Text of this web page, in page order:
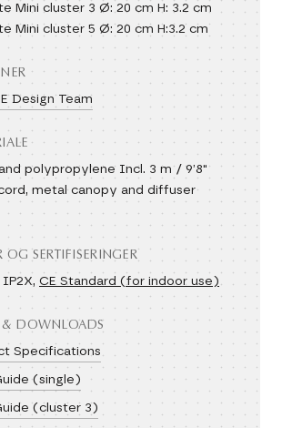
Mini cluster 3 Ø: 20 cm H: 3.2 cm
Mini cluster 5 Ø: 20 cm H:3.2 cm
Design Team
polypropylene Incl. 3 m / 9’8"
metal canopy and diffuser
OG SERTIFISERINGER
IP2X, CE Standard (for indoor use)
& DOWNLOADS
Specifications
(single)
(cluster 3)